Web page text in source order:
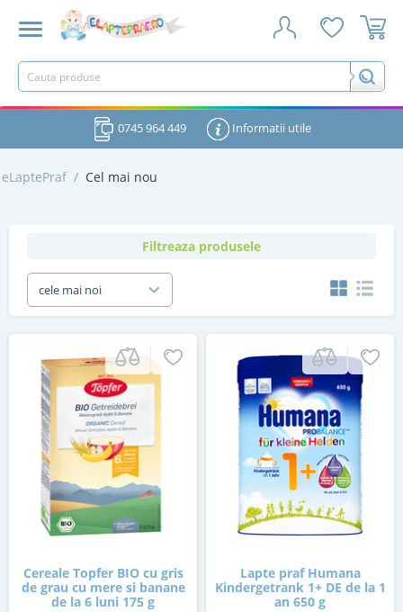
0745 964 449 Informatii utile
eLaptePraf / Cel mai nou
Filtreaza produsele
cele mai noi
Cereale Topfer BIO cu gris
de grau cu mere si banane
de la 6 luni 175 g
Lapte praf Humana
Kindergetrank 1+ DE de la 1
an 650 g